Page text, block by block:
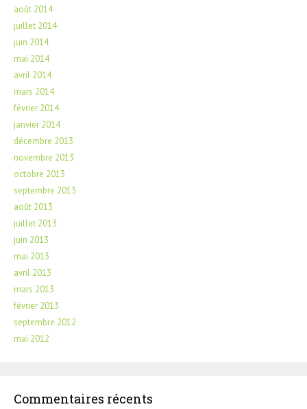
août 2014
juillet 2014
juin 2014
mai 2014
avril 2014
mars 2014
février 2014
janvier 2014
décembre 2013
novembre 2013
octobre 2013
septembre 2013
août 2013
juillet 2013
juin 2013
mai 2013
avril 2013
mars 2013
février 2013
septembre 2012
mai 2012
Commentaires récents